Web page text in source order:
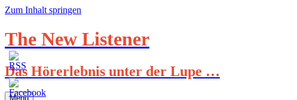
Zum Inhalt springen
The New Listener
Das Hörerlebnis unter der Lupe …
Menü